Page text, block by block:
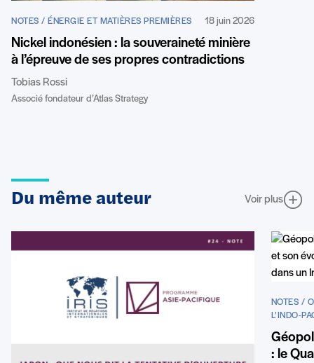
NOTES / ÉNERGIE ET MATIÈRES PREMIÈRES 18 juin 2026
Nickel indonésien : la souveraineté minière
à l’épreuve de ses propres contradictions
Tobias Rossi
Associé fondateur d’Atlas Strategy
Du même auteur Voir plus
NOTES /
L’INDO-
: le